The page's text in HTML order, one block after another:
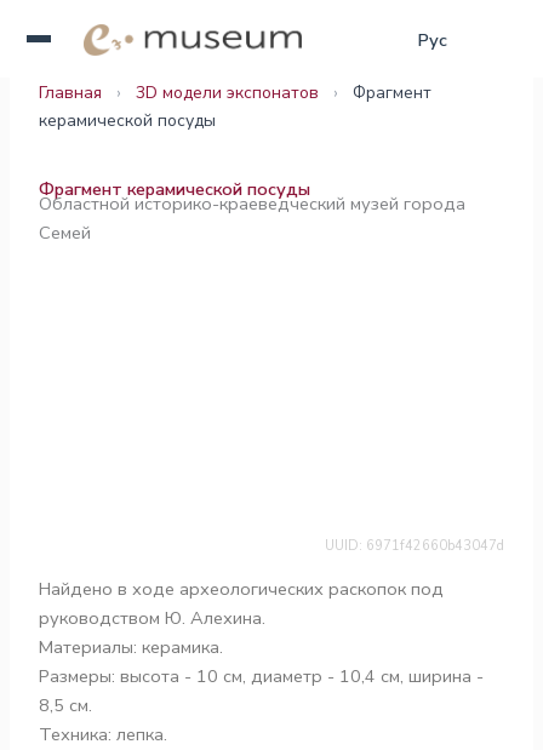
Рус
Eng
Главная › 3D модели экспонатов ›
Фрагмент
керамической посуды
Фрагмент керамической посуды
Областной историко-краеведческий музей города
Семей
UUID: 6971f42660b43047d
Найдено в ходе археологических раскопок под
руководством Ю. Алехина.
Материалы: керамика.
Размеры: высота - 10 см, диаметр - 10,4 см, ширина -
8,5 см.
Техника: лепка.